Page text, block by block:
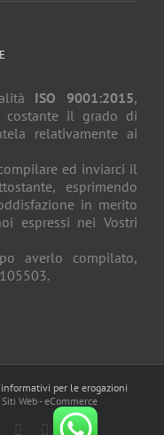
ISO 9001:2015,
costante il grado di
relativamente ai
ed inviarci il
esprimendo
in merito
espressi nei Vostri
averlo compilato,
per le erogazioni
Siti Web - eCommerce
InstagramPinterestDribbble